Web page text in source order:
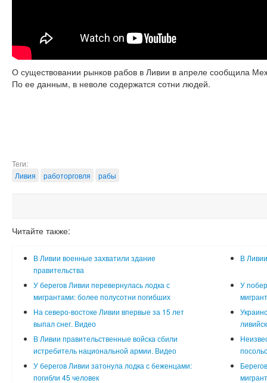
О существовании рынков рабов в Ливии в апреле сообщила
По ее данным, в неволе содержатся сотни людей.
Теги:
Ливия
работорговля рабы
Читайте также:
В Ливии военные захватили здание
правительства
В
У берегов Ливии перевернулась лодка с
мигрантами: более полусотни погибших
У
На северо-востоке Ливии впервые за 15 лет
выпал снег. Видео
В Ливии правительственные войска сбили
истребитель национальной армии. Видео
У берегов Ливии затонула лодка с беженцами:
погибли 45 человек